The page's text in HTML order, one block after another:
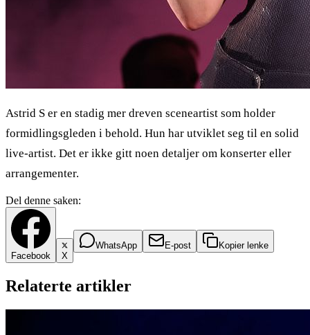
Astrid S er en stadig mer dreven sceneartist som holder
formidlingsgleden i behold. Hun har utviklet seg til en solid
live-artist. Det er ikke gitt noen detaljer om konserter eller
arrangementer.
Del denne saken:
Facebook X
WhatsApp E-post Kopier lenke
Relaterte artikler